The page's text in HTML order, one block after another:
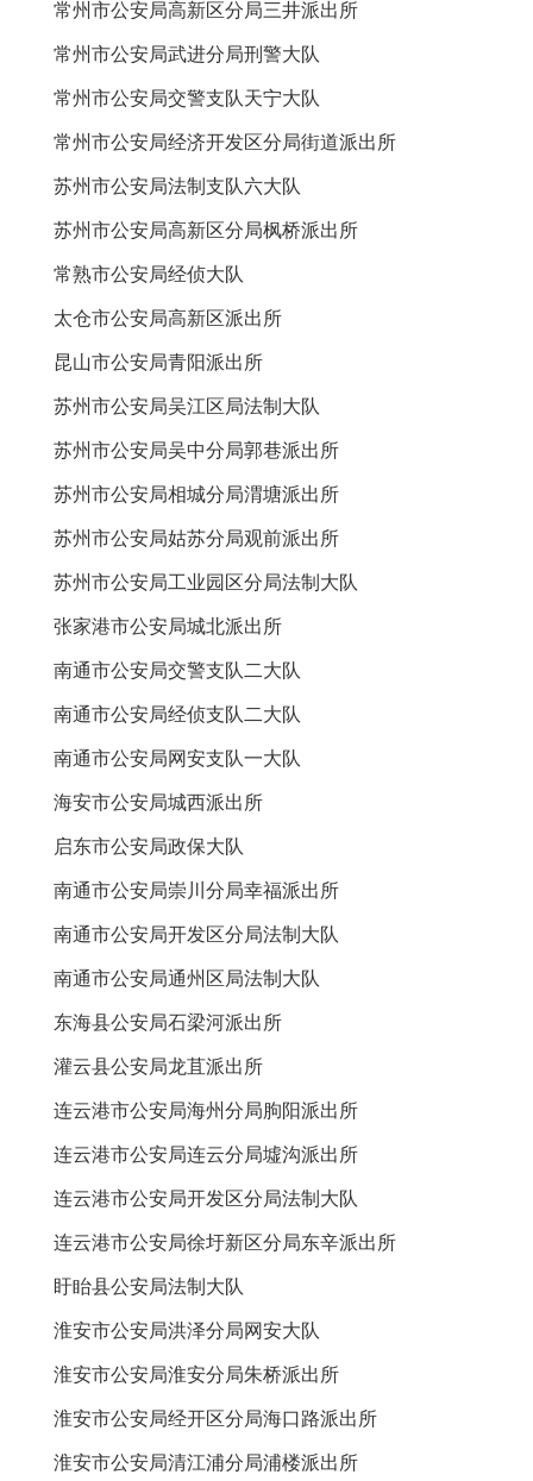
常州市公安局高新区分局三井派出所
常州市公安局武进分局刑警大队
常州市公安局交警支队天宁大队
常州市公安局经济开发区分局街道派出所
苏州市公安局法制支队六大队
苏州市公安局高新区分局枫桥派出所
常熟市公安局经侦大队
太仓市公安局高新区派出所
昆山市公安局青阳派出所
苏州市公安局吴江区局法制大队
苏州市公安局吴中分局郭巷派出所
苏州市公安局相城分局渭塘派出所
苏州市公安局姑苏分局观前派出所
苏州市公安局工业园区分局法制大队
张家港市公安局城北派出所
南通市公安局交警支队二大队
南通市公安局经侦支队二大队
南通市公安局网安支队一大队
海安市公安局城西派出所
启东市公安局政保大队
南通市公安局崇川分局幸福派出所
南通市公安局开发区分局法制大队
南通市公安局通州区局法制大队
东海县公安局石梁河派出所
灌云县公安局龙苴派出所
连云港市公安局海州分局朐阳派出所
连云港市公安局连云分局墟沟派出所
连云港市公安局开发区分局法制大队
连云港市公安局徐圩新区分局东辛派出所
盱眙县公安局法制大队
淮安市公安局洪泽分局网安大队
淮安市公安局淮安分局朱桥派出所
淮安市公安局经开区分局海口路派出所
淮安市公安局清江浦分局浦楼派出所